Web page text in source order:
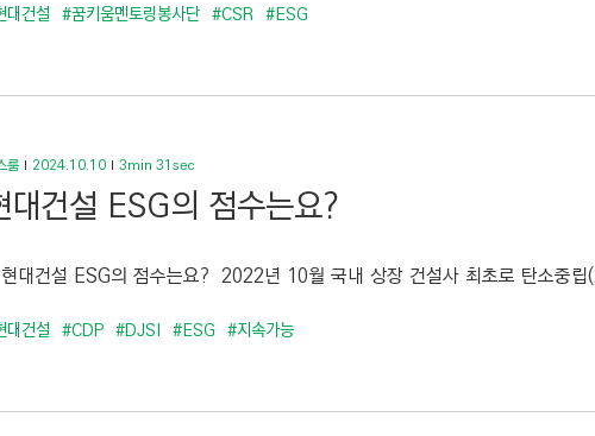
대건설 #꿈키움멘토링봉사단 #CSR #ESG
룸 2024.10.10 3min 31sec
대건설 ESG의 점수는요?
대건설 ESG의 점수는요? 2022년 10월 국내 상장 건설사 최초로 탄소중
대건설 #CDP #DJSI #ESG #지속가능